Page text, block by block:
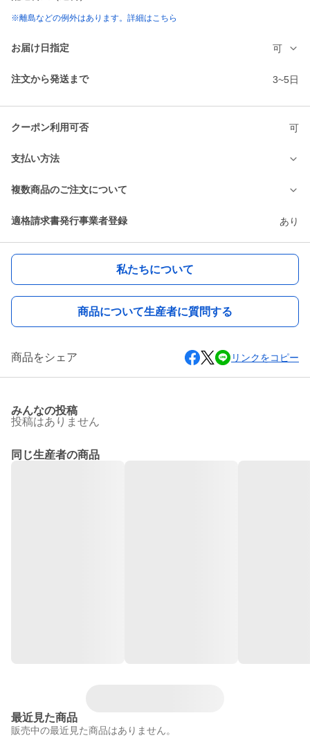
※離島などの例外はあります。詳細はこちら
お届け日指定 可
注文から発送まで 3~5日
クーポン利用可否 可
支払い方法
複数商品のご注文について
適格請求書発行事業者登録 あり
私たちについて
商品について生産者に質問する
商品をシェア リンクをコピー
みんなの投稿
投稿はありません
同じ生産者の商品
最近見た商品
販売中の最近見た商品はありません。